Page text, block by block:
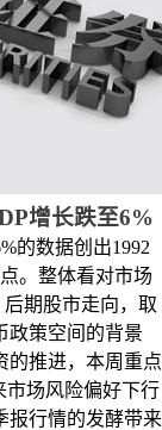
增长跌至6%
的数据创出1992
。整体看对市场
期股市走向，取
政策空间的背景
的推进，本周重点
市场风险偏好下行
报行情的发酵带来